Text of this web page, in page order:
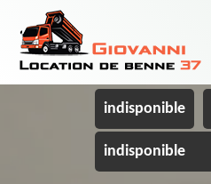
indisponible
indisponible